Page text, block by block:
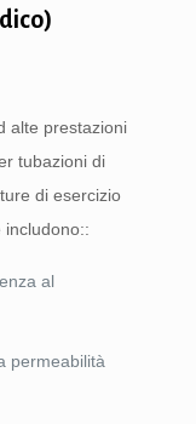
alte prestazioni
tubazioni di
di esercizio
includono::
al
permeabilità